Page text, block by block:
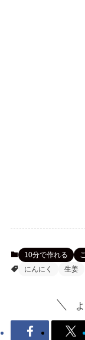
10分で作れる
にんにく
生姜